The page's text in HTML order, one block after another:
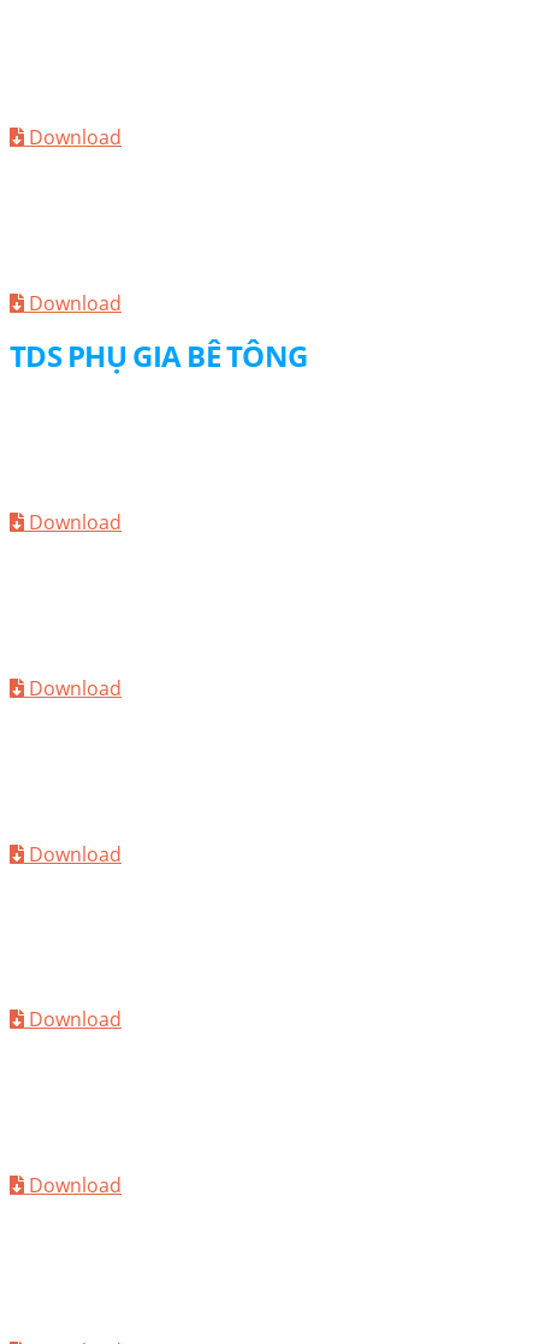
Download
Download
TDS PHỤ GIA BÊ TÔNG
Download
Download
Download
Download
Download